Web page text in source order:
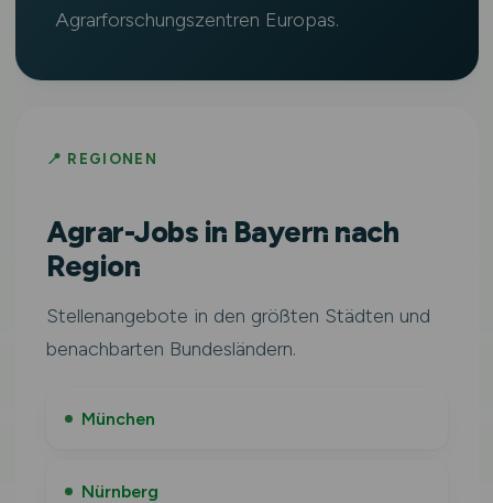
Agrarforschungszentren Europas.
📍 REGIONEN
Agrar-Jobs in Bayern nach
Region
Stellenangebote in den größten Städten und
benachbarten Bundesländern.
München
Nürnberg